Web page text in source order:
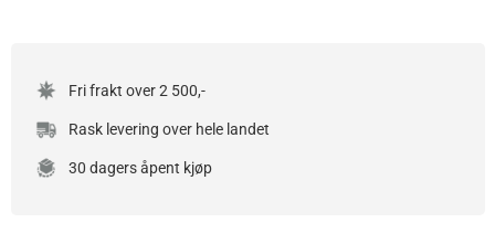
Fri frakt over 2 500,-
Rask levering over hele landet
30 dagers åpent kjøp